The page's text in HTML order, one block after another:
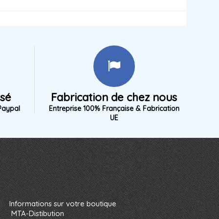
Fabrication de chez nous
Entreprise 100% Française & Fabrication
UE
Informations sur votre boutique
MTA-Distibution